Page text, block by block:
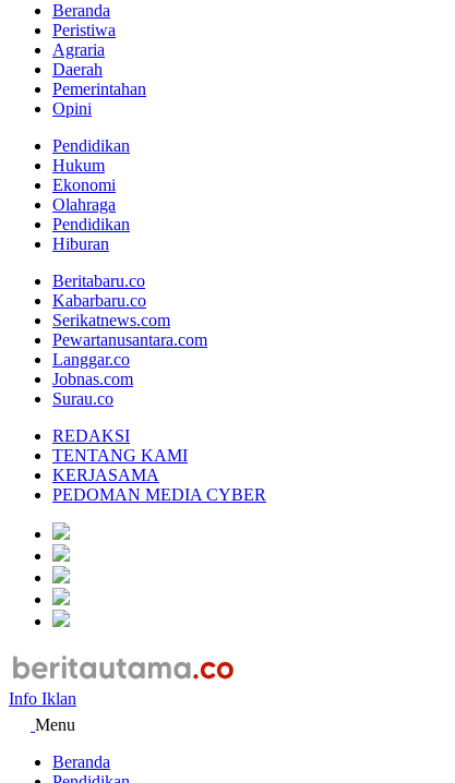
Beranda
Peristiwa
Agraria
Daerah
Pemerintahan
Opini
Pendidikan
Hukum
Ekonomi
Olahraga
Pendidikan
Hiburan
Beritabaru.co
Kabarbaru.co
Serikatnews.com
Pewartanusantara.com
Langgar.co
Jobnas.com
Surau.co
REDAKSI
TENTANG KAMI
KERJASAMA
PEDOMAN MEDIA CYBER
Info Iklan
Menu
Beranda